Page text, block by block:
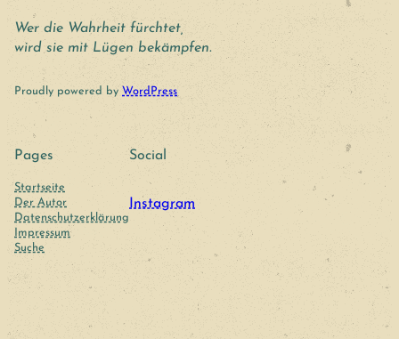
Wer die Wahrheit fürchtet,
wird sie mit Lügen bekämpfen.
Proudly powered by WordPress
Pages
Startseite
Der Autor
Datenschutzerklärung
Impressum
Suche
Social
Instagram